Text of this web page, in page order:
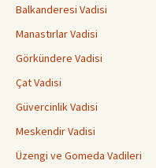
Balkanderesi Vadisi
Manastırlar Vadisi
Görkündere Vadisi
Çat Vadisi
Güvercinlik Vadisi
Meskendir Vadisi
Üzengi ve Gomeda Vadileri